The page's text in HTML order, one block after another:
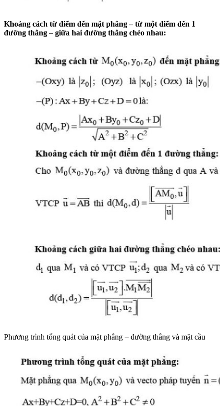
Khoảng cách từ điểm đến mặt phẳng – từ một điểm đến 1
đường thẳng – giữa hai đường thẳng chéo nhau:
Phương trình tổng quát của mặt phẳng – đường thẳng và mặt cầu